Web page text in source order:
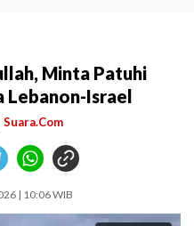
Minta Patuhi
Lebanon-Israel
Suara.Com
| 10:06 WIB